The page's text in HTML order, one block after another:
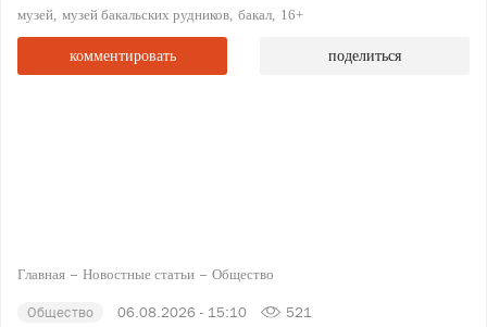
музей музей бакальских рудников бакал 16+
комментировать поделиться
Главная Новостные статьи Общество
Общество 06.08.2026 - 15:10 521